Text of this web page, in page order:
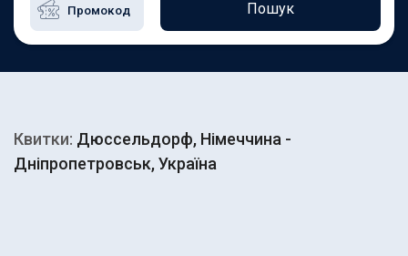
Пошук
Квитки: Дюссельдорф, Німеччина -
Дніпропетровськ, Україна